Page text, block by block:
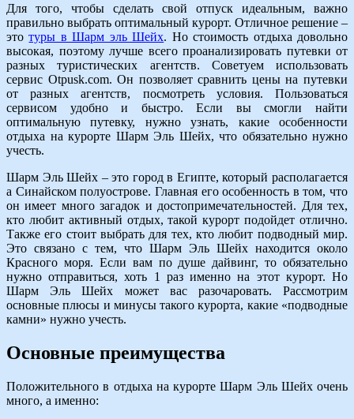
Для того, чтобы сделать свой отпуск идеальным, важно
правильно выбрать оптимальный курорт. Отличное решение –
этотуры в Шарм эль Шейх. Но стоимость отдыха довольно
высокая, поэтому лучше всего проанализировать путевки от
разных туристических агентств. Советуем использовать
сервис Otpusk.com. Он позволяет сравнить цены на путевки
от разных агентств, посмотреть условия. Пользоваться
сервисом удобно и быстро. Если вы смогли найти
оптимальную путевку, нужно узнать, какие особенности
отдыха на курорте Шарм Эль Шейх, что обязательно нужно
учесть.
Шарм Эль Шейх – это город в Египте, который располагается
а Синайском полуострове. Главная его особенность в том, что
он имеет много загадок и достопримечательностей. Для тех,
кто любит активный отдых, такой курорт подойдет отлично.
Также его стоит выбрать для тех, кто любит подводный мир.
Это связано с тем, что Шарм Эль Шейх находится около
Красного моря. Если вам по душе дайвинг, то обязательно
нужно отправиться, хоть 1 раз именно на этот курорт. Но
Шарм Эль Шейх может вас разочаровать. Рассмотрим
основные плюсы и минусы такого курорта, какие «подводные
камни» нужно учесть.
Основные преимущества
Положительного в отдыха на курорте Шарм Эль Шейх очень
много, а именно: